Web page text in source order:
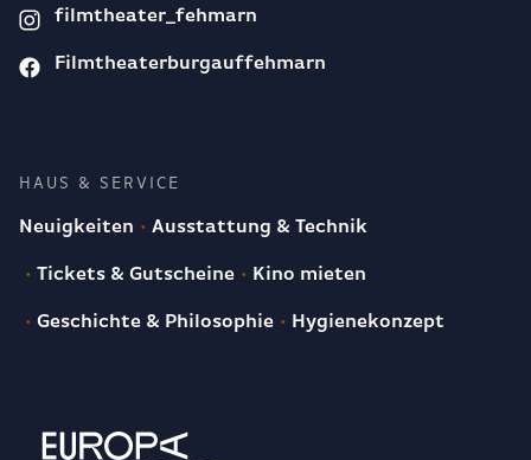
filmtheater_fehmarn
Filmtheaterburgauffehmarn
HAUS & SERVICE
Neuigkeiten Ausstattung & Technik
Tickets & Gutscheine Kino mieten
Geschichte & Philosophie Hygienekonzept